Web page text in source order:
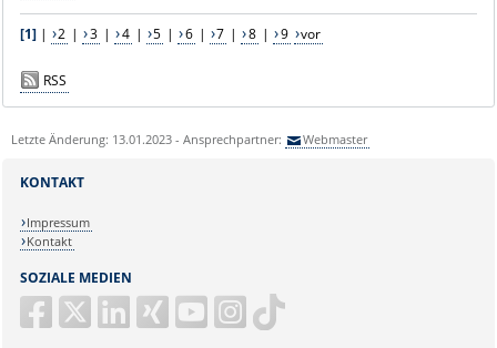
[1]| 2 | 3 | 4 | 5 | 6 | 7 | 8 | 9 vor
RSS
Letzte Änderung: 13.01.2023 - Ansprechpartner: Webmaster
SOZIALE MEDIEN
KONTAKT
Impressum
Kontakt